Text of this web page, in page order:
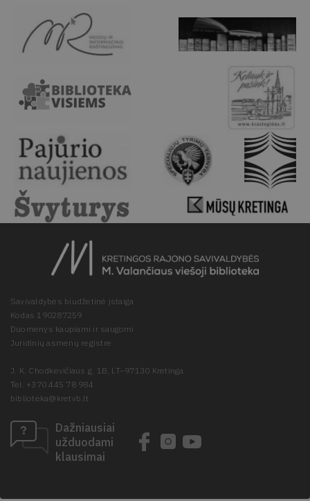
Savivaldybės biudžetinė įstaiga
Kodas 190287259
Duomenys kaupiami ir saugomi
Juridinių asmenų registre
J. K. Chodkevičiaus g. 1B, LT–97130 Kretinga
Tel. +370 445 78 984
biblioteka@kretvb.lt
Dažniausiai
užduodami
klausimai